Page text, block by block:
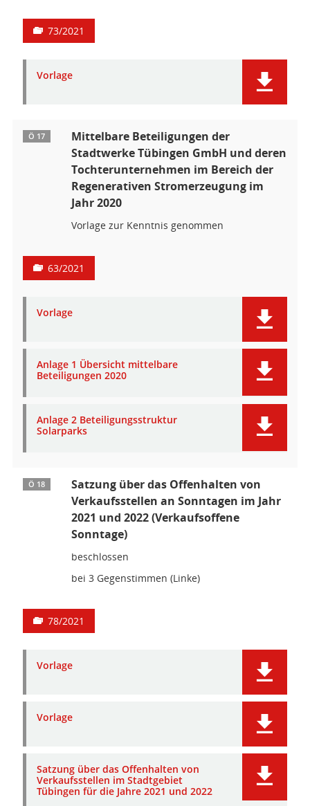
73/2021
Vorlage
Ö 17
Mittelbare Beteiligungen der
Stadtwerke Tübingen GmbH und deren
Tochterunternehmen im Bereich der
Regenerativen Stromerzeugung im
Jahr 2020
Vorlage zur Kenntnis genommen
63/2021
Vorlage
Anlage 1 Übersicht mittelbare
Beteiligungen 2020
Anlage 2 Beteiligungsstruktur
Solarparks
Ö 18
Satzung über das Offenhalten von
Verkaufsstellen an Sonntagen im Jahr
2021 und 2022 (Verkaufsoffene
Sonntage)
beschlossen
bei 3 Gegenstimmen (Linke)
78/2021
Vorlage
Vorlage
Satzung über das Offenhalten von
Verkaufsstellen im Stadtgebiet
Tübingen für die Jahre 2021 und 2022